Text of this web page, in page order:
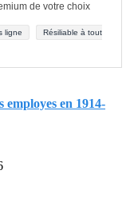
de votre choix
ligne
Résiliable à tout
employes en 1914-